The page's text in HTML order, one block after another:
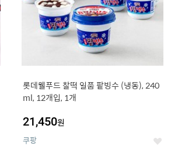
롯데웰푸드 찰떡 일품 팥빙수 (냉동), 240
ml, 12개입, 1개
21,450원
쿠팡 좋